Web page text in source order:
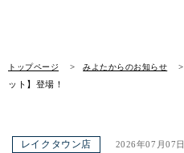
トップページ みよたからのお知らせ
ット】登場！
レイクタウン店 2026年07月07日